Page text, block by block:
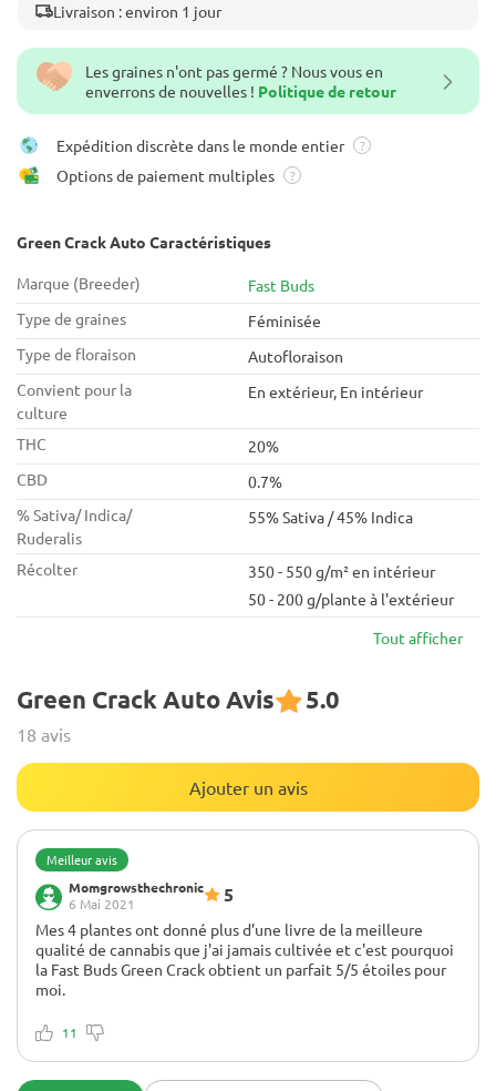
Les graines n'ont pas germé ? Nous vous en
enverrons de nouvelles ! Politique de retour
Expédition discrète dans le monde entier ?
Options de paiement multiples ?
Green Crack Auto Caractéristiques
Marque (Breeder)
Fast Buds
Type de graines
Féminisée
Type de floraison
Autofloraison
Convient pour la
culture
En extérieur, En intérieur
THC
20%
CBD
0.7%
% Sativa/ Indica/
Ruderalis
55% Sativa / 45% Indica
Récolter
350 - 550 g/m² en intérieur
50 - 200 g/plante à l'extérieur
Tout afficher
Green Crack Auto Avis 5.0
18 avis
Ajouter un avis
Meilleur avis
Momgrowsthechronic
6 Mai 2021
5
Mes 4 plantes ont donné plus d'une livre de la meilleure
qualité de cannabis que j'ai jamais cultivée et c'est pourquoi
la Fast Buds Green Crack obtient un parfait 5/5 étoiles pour
moi.
J'adore le Fast Buds Green Crack... et tous mes amis aussi !
11
Livraison : environ 1 jour